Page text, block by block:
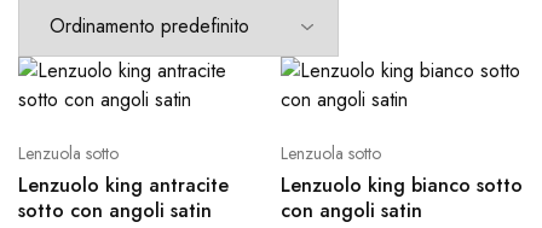
Lenzuola sotto
Lenzuolo king antracite
sotto con angoli satin
Lenzuola sotto
Lenzuolo king bianco sotto
con angoli satin